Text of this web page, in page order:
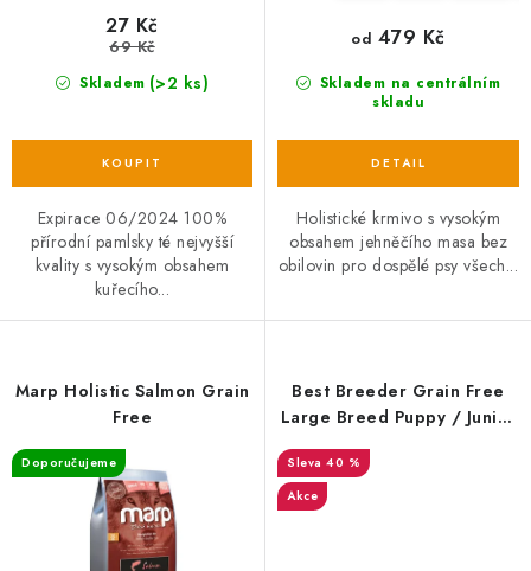
Skladem (>2 ks)
27 Kč
69 Kč
Expirace 06/2024 100%
přírodní pamlsky té nejvyšší
kvality s vysokým obsahem
kuřecího...
Skladem na centrálním
skladu
od 479 Kč
Holistické krmivo s vysokým
obsahem jehněčího masa bez
obilovin pro dospělé psy všech...
Marp Holistic Salmon Grain
Free
Doporučujeme
Best Breeder Grain Free
Large Breed Puppy / Junior
Vegetables 12 kg EXP 27. 2.
40 %
Akce